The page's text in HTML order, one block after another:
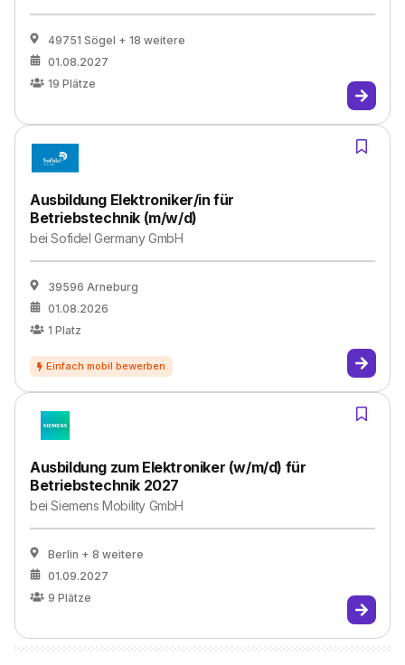
49751 Sögel + 18 weitere
01.08.2027
19 Plätze
Ausbildung Elektroniker/in für
Betriebstechnik (m/w/d)
beiSofidel Germany GmbH
39596 Arneburg
01.08.2026
1 Platz
Ausbildung zum Elektroniker (w/m/d) für
Betriebstechnik 2027
beiSiemens Mobility GmbH
Berlin + 8 weitere
01.09.2027
9 Plätze